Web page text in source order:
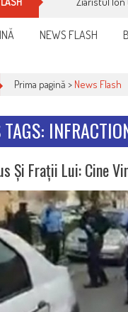
NEWS FLASH
Prima pagină > News Flash
TAGS:
Și Frații Lui: Cine